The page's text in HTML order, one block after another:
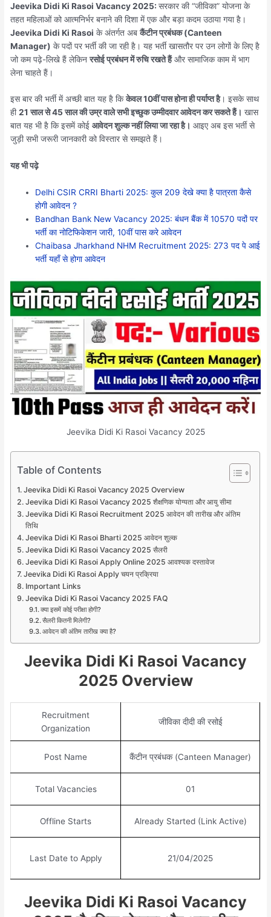
Jeevika Didi Ki Rasoi Vacancy 2025:सरकार की “जीविका” योजना के
तहत महिलाओं को आत्मनिर्भर बनाने की दिशा में एक और बड़ा कदम उठाया गया है।
Jeevika Didi Ki Rasoi के अंतर्गत अबकैंटीन प्रबंधक (Canteen
Manager) के पदों पर भर्ती की जा रही है। यह भर्ती खासतौर पर उन लोगों के लिए है
जो कम पढ़े-लिखे हैं लेकिनरसोई प्रबंधन में रुचि रखते हैंऔर सामाजिक काम में भाग
लेना चाहते हैं।
इस बार की भर्ती में अच्छी बात यह है किकेवल 10वीं पास होना ही पर्याप्त है। इसके साथ
ही21 साल से 45 साल की उम्र वाले सभी इच्छुक उम्मीदवार आवेदन कर सकते हैं। खास
बात यह भी है कि इसमें कोईआवेदन शुल्क नहीं लिया जा रहा है। आइए अब इस भर्ती से
जुड़ी सभी जरूरी जानकारी को विस्तार से समझते हैं।
यह भी पढ़े
Delhi CSIR CRRI Bharti 2025: कुल 209 देखे क्या है पात्रता कैसे
होगी आवेदन ?
Bandhan Bank New Vacancy 2025: बंधन बैंक में 10570 पदों पर
भर्ती का नोटिफिकेशन जारी, 10वीं पास करे आवेदन
Chaibasa Jharkhand NHM Recruitment 2025: 273 पद पे आई
भर्ती यहाँ से होगा आवेदन
Jeevika Didi Ki Rasoi Vacancy 2025
Table of Contents
Jeevika Didi Ki Rasoi Vacancy 2025 Overview
Jeevika Didi Ki Rasoi Vacancy 2025 शैक्षणिक योग्यता और आयु सीमा
Jeevika Didi Ki Rasoi Recruitment 2025 आवेदन की तारीख और अंतिम
तिथि
Jeevika Didi Ki Rasoi Bharti 2025 आवेदन शुल्क
Jeevika Didi Ki Rasoi Vacancy 2025 सैलरी
Jeevika Didi Ki Rasoi Apply Online 2025 आवश्यक दस्तावेज
Jeevika Didi Ki Rasoi Apply चयन प्रक्रिया
Important Links
Jeevika Didi Ki Rasoi Vacancy 2025 FAQ
क्या इसमें कोई परीक्षा होगी?
सैलरी कितनी मिलेगी?
आवेदन की अंतिम तारीख क्या है?
Jeevika Didi Ki Rasoi Vacancy
2025 Overview
Recruitment
Organization
जीविका दीदी की रसोई
Post Name कैंटीन प्रबंधक (Canteen Manager)
Total Vacancies 01
Offline Starts Already Started (Link Active)
Last Date to Apply 21/04/2025
Jeevika Didi Ki Rasoi Vacancy